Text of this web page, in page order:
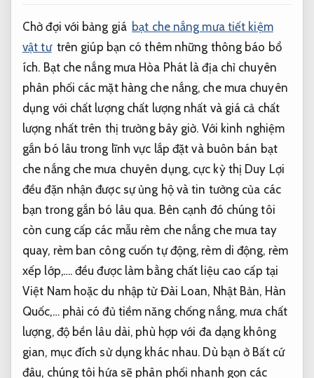
Chờ đợi với bảng giá bạt che nắng mưa tiết kiệm
vật tư trên giúp bạn có thêm những thông báo bổ
ích. Bạt che nắng mưa Hòa Phát là địa chỉ chuyên
phân phối các mặt hàng che nắng, che mưa chuyên
dụng với chất lượng chất lượng nhất và giá cả chất
lượng nhất trên thị trường bây giờ. Với kinh nghiệm
gắn bó lâu trong lĩnh vực lắp đặt và buôn bán bạt
che nắng che mưa chuyên dụng, cực kỳ thị Duy Lợi
đều đặn nhận được sự ủng hộ và tin tưởng của các
bạn trong gắn bó lâu qua. Bên cạnh đó chúng tôi
còn cung cấp các mẫu rèm che nắng che mưa tay
quay, rèm ban công cuốn tự động, rèm di động, rèm
xếp lớp,…. đều được làm bằng chất liệu cao cấp tại
Việt Nam hoặc du nhập từ Đài Loan, Nhật Bản, Hàn
Quốc,… phải có đủ tiềm năng chống nắng, mưa chất
lượng, độ bền lâu dài, phù hợp với đa dạng không
gian, mục đích sử dụng khác nhau. Dù bạn ở Bất cứ
đâu, chúng tôi hứa sẽ phân phối nhanh gọn các